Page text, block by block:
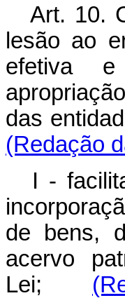
Art. 10.
lesão ao
efetiva e
das
(Redação
I -
de bens,
acervo
Lei;